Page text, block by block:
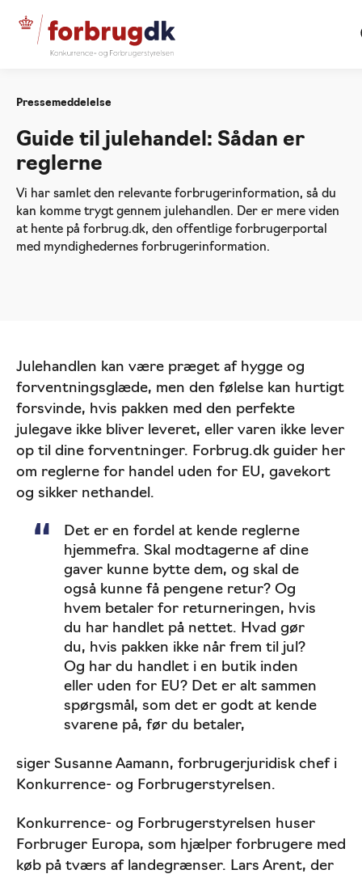
Forside
20241203 Guide til julehandel: Sådan er
reglerne
Pressemeddelelse
Guide til julehandel: Sådan er
reglerne
Vi har samlet den relevante forbrugerinformation, så du
kan komme trygt gennem julehandlen. Der er mere viden
at hente på forbrug.dk, den offentlige forbrugerportal
med myndighedernes forbrugerinformation.
Julehandlen kan være præget af hygge og
forventningsglæde, men den følelse kan hurtigt
forsvinde, hvis pakken med den perfekte
julegave ikke bliver leveret, eller varen ikke lever
op til dine forventninger. Forbrug.dk guider her
om reglerne for handel uden for EU, gavekort
og sikker nethandel.
Det er en fordel at kende reglerne
hjemmefra. Skal modtagerne af dine
gaver kunne bytte dem, og skal de
også kunne få pengene retur? Og
hvem betaler for returneringen, hvis
du har handlet på nettet. Hvad gør
du, hvis pakken ikke når frem til jul?
Og har du handlet i en butik inden
eller uden for EU? Det er alt sammen
spørgsmål, som det er godt at kende
svarene på, før du betaler,
siger Susanne Aamann, forbrugerjuridisk chef i
Konkurrence- og Forbrugerstyrelsen.
Konkurrence- og Forbrugerstyrelsen huser
Forbruger Europa, som hjælper forbrugere med
køb på tværs af landegrænser. Lars Arent, der